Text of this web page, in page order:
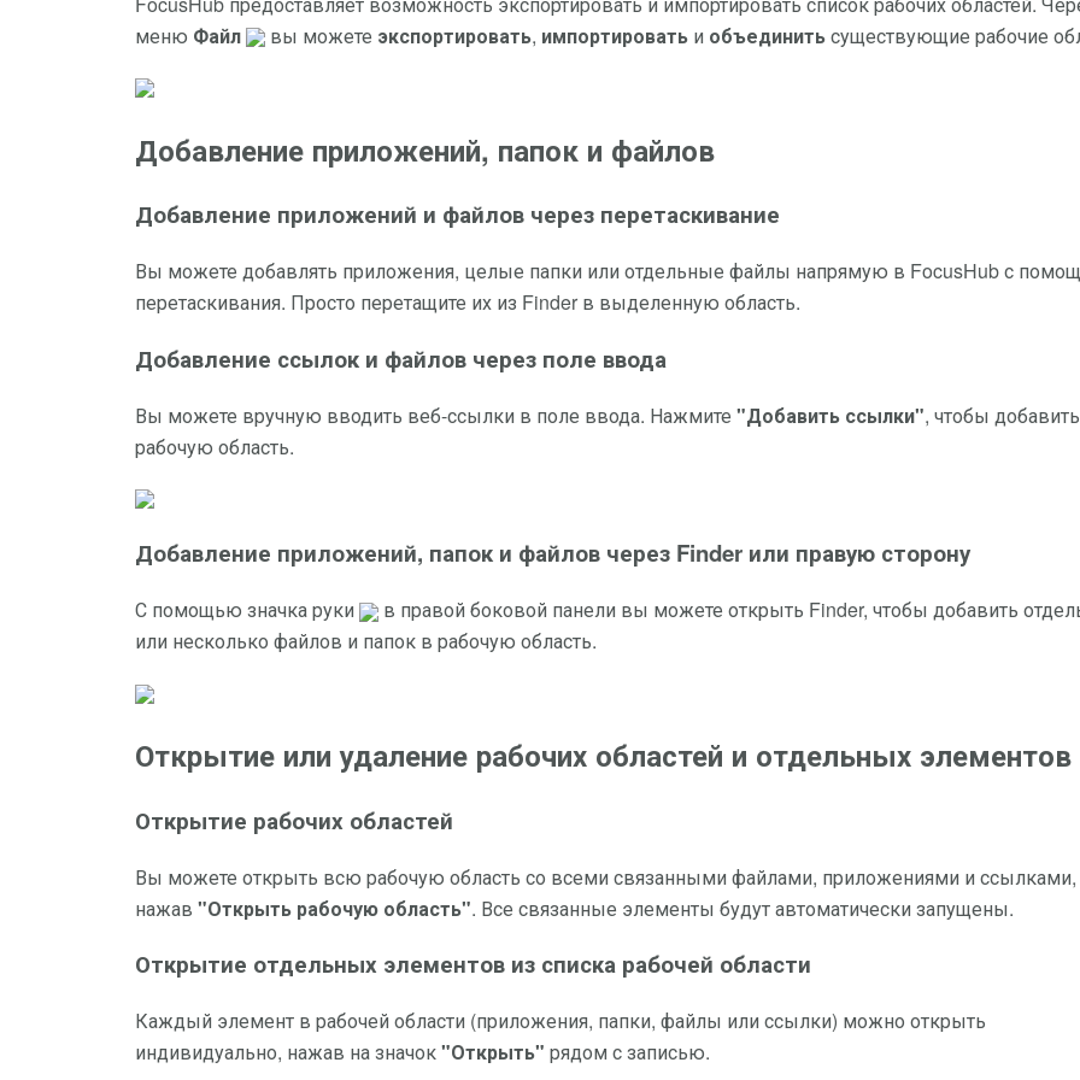
меню Файл вы можете экспортировать, импортировать и объединитьсуществующие рабочие
Добавление приложений, папок и файлов
Добавление приложений и файлов через перетаскивание
Вы можете добавлять приложения, целые папки или отдельные файлы напрямую в FocusHub с
перетаскивания. Просто перетащите их из Finder в выделенную область.
Добавление ссылок и файлов через поле ввода
Вы можете вручную вводить веб-ссылки в поле ввода. Нажмите "Добавить ссылки", чтобы
рабочую область.
Добавление приложений, папок и файлов через Finder или правую сторону
С помощью значка руки
в правой боковой панели вы можете открыть Finder, чтобы добавить
или несколько файлов и папок в рабочую область.
Открытие или удаление рабочих областей и отдельных элементов
Открытие рабочих областей
Вы можете открыть всю рабочую область со всеми связанными файлами, приложениями и ссылками,
нажав "Открыть рабочую область". Все связанные элементы будут автоматически запущены.
Открытие отдельных элементов из списка рабочей области
Каждый элемент в рабочей области (приложения, папки, файлы или ссылки) можно открыть
индивидуально, нажав на значок"Открыть" рядом с записью.